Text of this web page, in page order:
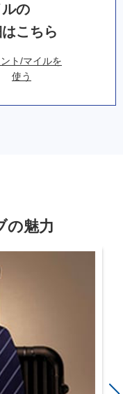
の
こちら
ト/マイルを
使う
の魅力